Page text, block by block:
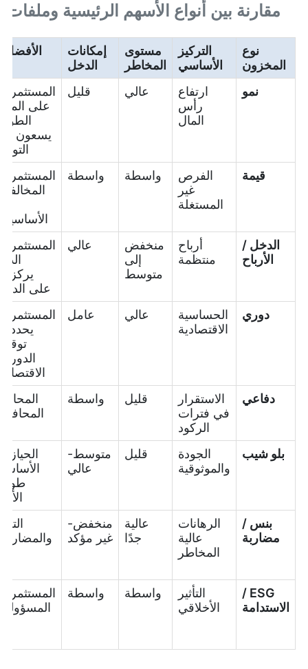
مقارنة بين أنواع الأسهم الرئيسية وملفات
نوع
المخزون
التركيز
الأساسي
مستوى
المخاطر
إمكانات
الدخل
الأفضل
نمو
ارتفاع
رأس
المال
عالي قليل
على
يسعون
قيمة
الفرص
غير
المستغلة
واسطة واسطة
الدخل /
الأرباح
أرباح
منتظمة
منخفض
إلى
متوسط
عالي
على
دوري
الحساسية
الاقتصادية
عالي عامل
دفاعي
الاستقرار
في فترات
الركود
قليل واسطة
بلو شيب
الجودة
والموثوقية
قليل
متوسط-
عالي
بنس /
مضاربة
الرهانات
عالية
المخاطر
عالية
جدًا
منخفض-
غير مؤكد
ESG /
الاستدامة
التأثير
الأخلاقي
واسطة واسطة